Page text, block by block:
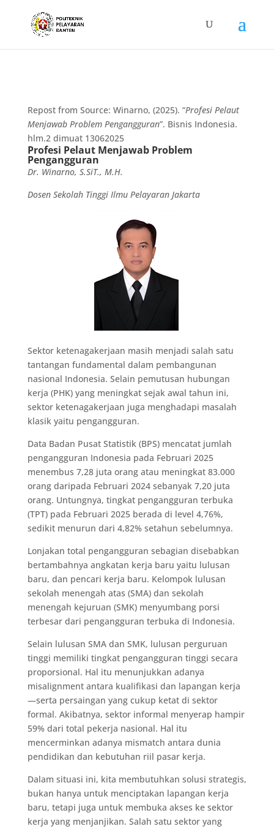
Repost from Source: Winarno, (2025). “Profesi Pelaut
Menjawab Problem Pengangguran”. Bisnis Indonesia.
hlm.2 dimuat 13062025
Profesi Pelaut Menjawab Problem
Pengangguran
Dr. Winarno, S.SiT., M.H.
Dosen Sekolah Tinggi Ilmu Pelayaran Jakarta
Sektor ketenagakerjaan masih menjadi salah satu
tantangan fundamental dalam pembangunan
nasional Indonesia. Selain pemutusan hubungan
kerja (PHK) yang meningkat sejak awal tahun ini,
sektor ketenagakerjaan juga menghadapi masalah
klasik yaitu pengangguran.
Data Badan Pusat Statistik (BPS) mencatat jumlah
pengangguran Indonesia pada Februari 2025
menembus 7,28 juta orang atau meningkat 83.000
orang daripada Februari 2024 sebanyak 7,20 juta
orang. Untungnya, tingkat pengangguran terbuka
(TPT) pada Februari 2025 berada di level 4,76%,
sedikit menurun dari 4,82% setahun sebelumnya.
Lonjakan total pengangguran sebagian disebabkan
bertambahnya angkatan kerja baru yaitu lulusan
baru, dan pencari kerja baru. Kelompok lulusan
sekolah menengah atas (SMA) dan sekolah
menengah kejuruan (SMK) menyumbang porsi
terbesar dari pengangguran terbuka di Indonesia.
Selain lulusan SMA dan SMK, lulusan perguruan
tinggi memiliki tingkat pengangguran tinggi secara
proporsional. Hal itu menunjukkan adanya
misalignment antara kualifikasi dan lapangan kerja
—serta persaingan yang cukup ketat di sektor
formal. Akibatnya, sektor informal menyerap hampir
59% dari total pekerja nasional. Hal itu
mencerminkan adanya mismatch antara dunia
pendidikan dan kebutuhan riil pasar kerja.
Dalam situasi ini, kita membutuhkan solusi strategis,
bukan hanya untuk menciptakan lapangan kerja
baru, tetapi juga untuk membuka akses ke sektor
kerja yang menjanjikan. Salah satu sektor yang